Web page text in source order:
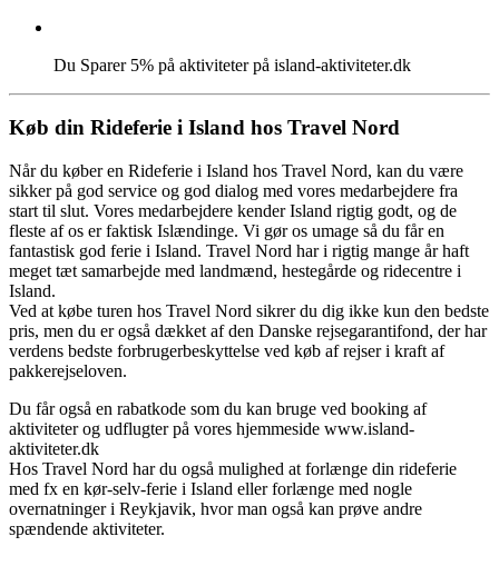
Du Sparer 5% på aktiviteter på island-aktiviteter.dk
Køb din Rideferie i Island hos Travel Nord
Når du køber en Rideferie i Island hos Travel Nord, kan du være
sikker på god service og god dialog med vores medarbejdere fra
start til slut. Vores medarbejdere kender Island rigtig godt, og de
fleste af os er faktisk Islændinge. Vi gør os umage så du får en
fantastisk god ferie i Island. Travel Nord har i rigtig mange år haft
meget tæt samarbejde med landmænd, hestegårde og ridecentre i
Island.
Ved at købe turen hos Travel Nord sikrer du dig ikke kun den bedste
pris, men du er også dækket af den Danske rejsegarantifond, der har
verdens bedste forbrugerbeskyttelse ved køb af rejser i kraft af
pakkerejseloven.
Du får også en rabatkode som du kan bruge ved booking af
aktiviteter og udflugter på vores hjemmeside www.island-
aktiviteter.dk
Hos Travel Nord har du også mulighed at forlænge din rideferie
med fx en kør-selv-ferie i Island eller forlænge med nogle
overnatninger i Reykjavik, hvor man også kan prøve andre
spændende aktiviteter.